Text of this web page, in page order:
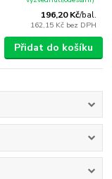
196,20 Kč/bal.
162,15 Kč bez DPH
Přidat do košíku